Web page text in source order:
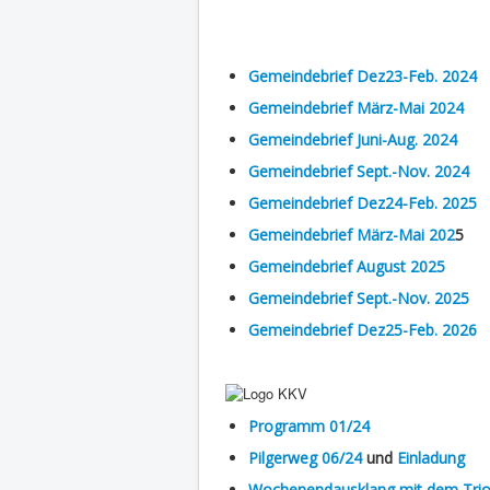
Gemeindebrief Dez23-Feb. 2024
Gemeindebrief März-Mai 2024
Gemeindebrief Juni-Aug. 2024
Gemeindebrief Sept.-Nov. 2024
Gemeindebrief Dez24-Feb. 2025
Gemeindebrief März-Mai 2025
Gemeindebrief August 2025
Gemeindebrief Sept.-Nov. 2025
Gemeindebrief Dez25-Feb. 2026
Programm 01/24
Pilgerweg 06/24und Einladung